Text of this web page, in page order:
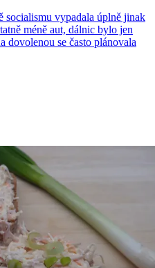
socialismu vypadala úplně jinak
méně aut, dálnic bylo jen
dovolenou se často plánovala